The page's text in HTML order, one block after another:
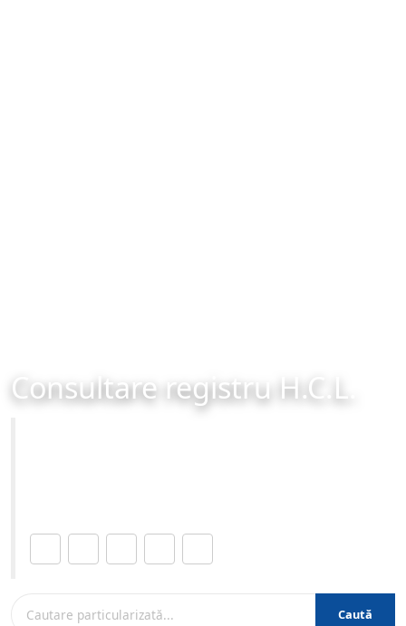
Consultare registru H.C.L.
Caută